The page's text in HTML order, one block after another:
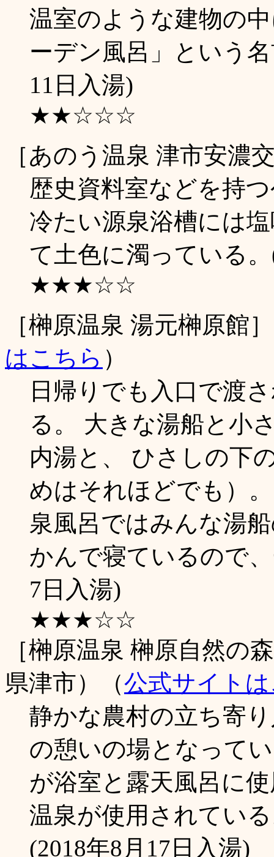
温室のような建物の
ーデン風呂」という
11日入湯)
★★☆☆☆
［あのう温泉 津市安濃
歴史資料室などを持
冷たい源泉浴槽には
て土色に濁っている
★★★☆☆
［榊原温泉 湯元榊原館
はこちら ）
日帰りでも入口で渡
る。 大きな湯船と小
内湯と、 ひさしの下
めはそれほどでも）
泉風呂ではみんな湯
かんで寝ているので
7日入湯)
★★★☆☆
［榊原温泉 榊原自然の
県津市）（公式サイト
静かな農村の立ち寄
の憩いの場となって
が浴室と露天風呂に
温泉が使用されてい
(2018年8月17日入湯)